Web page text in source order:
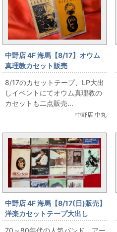
中野店 4F 海馬【8/17】オウム
真理教カセット販売
8/17のカセットテープ、LP大出
しイベントにてオウム真理教の
カセットも二点販売...
中野店 中丸
中野店 4F 海馬【8/17(日)販売】
洋楽カセットテープ大出し
70～80年代の人気バンド、アー